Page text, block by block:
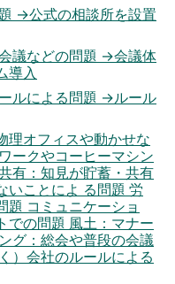
→公式の相談所を設置
議などの問題 →会議体
導入
ルによる問題 →ルール
理オフィスや動かせな
ークやコーヒーマシン
有：知見が貯蓄・共有
いことによ る問題 労
題 コミュニケーショ
での問題 風土：マナー
グ：総会や普段の会議
）会社のルールによる